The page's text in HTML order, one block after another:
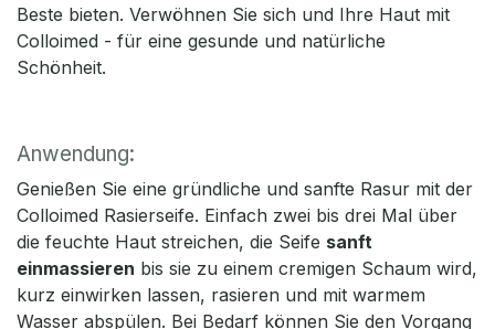
Beste bieten. Verwöhnen Sie sich und Ihre Haut mit
Colloimed - für eine gesunde und natürliche
Schönheit.
Anwendung:
Genießen Sie eine gründliche und sanfte Rasur mit der
Colloimed Rasierseife. Einfach zwei bis drei Mal über
die feuchte Haut streichen, die Seife sanft
einmassieren bis sie zu einem cremigen Schaum wird,
kurz einwirken lassen, rasieren und mit warmem
Wasser abspülen. Bei Bedarf können Sie den Vorgang